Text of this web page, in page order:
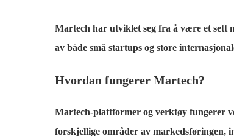
Martech har utviklet seg fra å være et sett
av både små startups og store
Hvordan fungerer Martech?
Martech-plattformer og verktøy fungerer
forskjellige områder av markedsføringen,